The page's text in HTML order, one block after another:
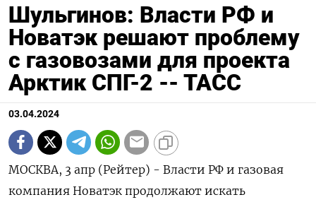
Шульгинов: Власти РФ и
Новатэк решают проблему
с газовозами для проекта
Арктик СПГ-2 -- ТАСС
03.04.2024
МОСКВА, 3 апр (Рейтер) - Власти РФ и газовая
компания Новатэк продолжают искать